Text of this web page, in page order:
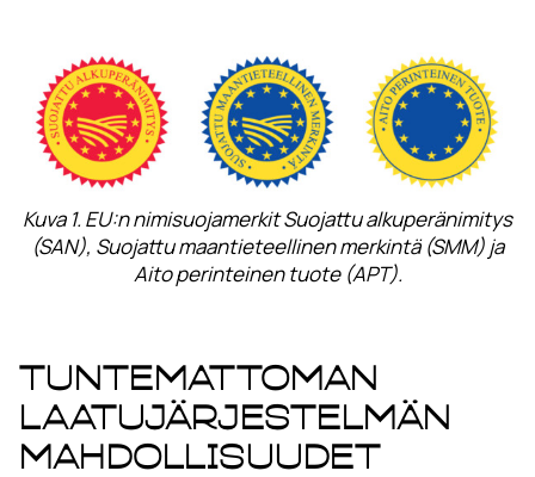
Kuva 1. EU:n nimisuojamerkit Suojattu alkuperänimitys
(SAN), Suojattu maantieteellinen merkintä (SMM) ja
Aito perinteinen tuote (APT).
Tuntemattoman
laatujärjestelmän
mahdollisuudet